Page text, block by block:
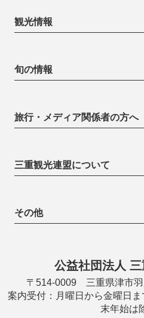
観光情報
旬の情報
旅行・メディア関係者の方へ
三重観光連盟について
その他
公益社団法人
〒514-0009 三重県津市
案内受付：月曜日から金曜日
末年始は